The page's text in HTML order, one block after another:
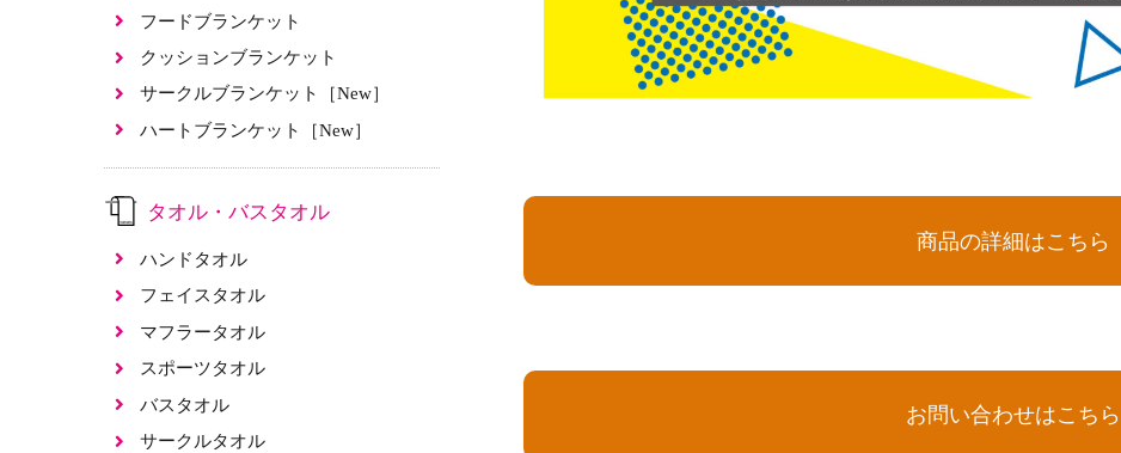
商品の詳細はこちら
お問い合わせはこちら
フードブランケット
クッションブランケット
サークルブランケット［New］
ハートブランケット［New］
タオル・バスタオル
ハンドタオル
フェイスタオル
マフラータオル
スポーツタオル
バスタオル
サークルタオル